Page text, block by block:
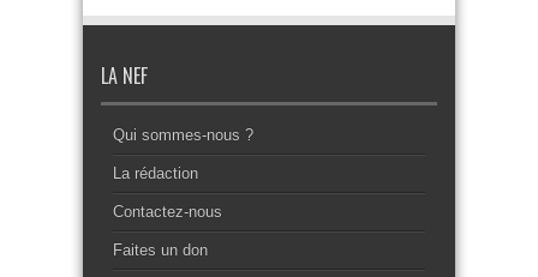
LA NEF
Qui sommes-nous ?
La rédaction
Contactez-nous
Faites un don